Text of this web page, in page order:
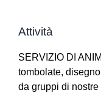
Attività
SERVIZIO DI
tombolate,
da gruppi di